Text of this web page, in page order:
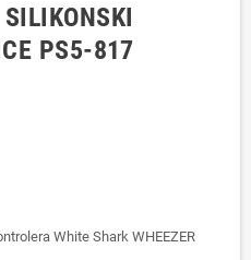
PS5-817
White Shark WHEEZER